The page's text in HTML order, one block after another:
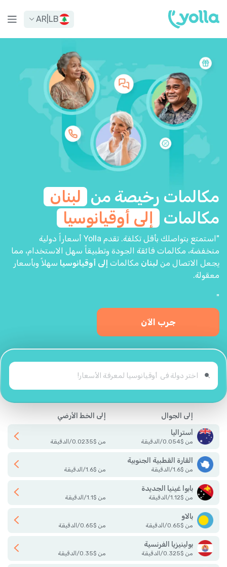
LB
AR
مكالمات رخيصة من لبنان
مكالمات
إلى أوقيانوسيا
"استمتع بتواصلك بأقل تكلفة. تقدم Yolla أسعاراً دولية
منخفضة، مكالمات فائقة الجودة وتطبيقاً سهل الاستخدام، مما
يجعل الاتصال من لبنان مكالمات إلى أوقيانوسيا سهلاً وبأسعار
معقولة.
"
جرب الآن
إلى الجوال
إلى الخط الأرضي
أستراليا
من $
0.054
/الدقيقة من $
0.0235
/الدقيقة
القارة القطبية الجنوبية
من $
1.6
/الدقيقة من $
1.6
/الدقيقة
بابوا غينيا الجديدة
من $
1.12
/الدقيقة من $
1.1
/الدقيقة
بالاو
من $
0.65
/الدقيقة من $
0.65
/الدقيقة
بولينيزيا الفرنسية
من $
0.325
/الدقيقة من $
0.35
/الدقيقة